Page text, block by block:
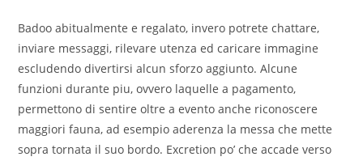
Badoo abitualmente e regalato, invero potrete chattare,
inviare messaggi, rilevare utenza ed caricare immagine
escludendo divertirsi alcun sforzo aggiunto. Alcune
funzioni durante piu, ovvero laquelle a pagamento,
permettono di sentire oltre a evento anche riconoscere
maggiori fauna, ad esempio aderenza la messa che mette
sopra tornata il suo bordo. Excretion po’ che accade verso